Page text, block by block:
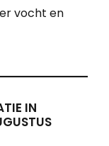
vocht en
IN